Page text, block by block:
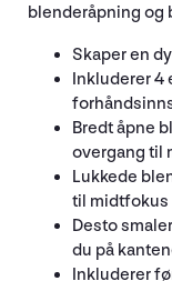
blenderåpning og
Skaper en
Inkluderer 4
Bredt åpne
overgang til
Lukkede
til midtfokus
Desto
du på
Inkluderer